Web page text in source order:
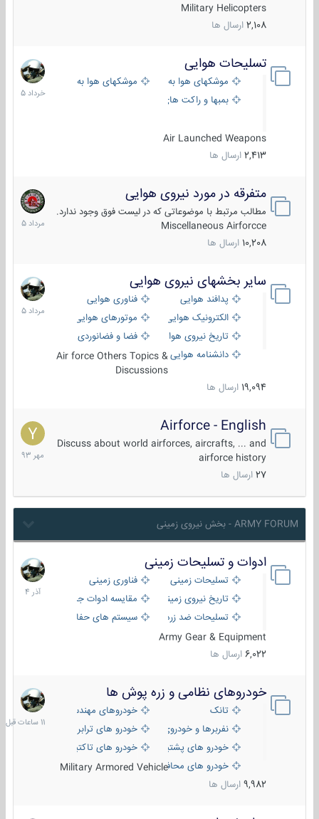
Military Helicopters
2,108 ارسال ها
تسلیحات هوایی
موشکهای هوا به هوا
موشکهای هوا به سطح
بمبها و راکت های هوایی
Air Launched Weapons
2,413 ارسال ها
30
خرداد
1405
متفرقه در مورد نیروی هوایی
مطالب مرتبط با موضوعاتی که در لیست فوق وجود ندارد.
Miscellaneous Airforcce
10,208 ارسال ها
7
مرداد
1405
سایر بخشهای نیروی هوایی
پدافند هوایی
فناوری هوایی
الکترونیک هوایی
موتورهای هوایی
تاریخ نیروی هوایی
فضا و فضانوردی
دانشنامه هواییAir force Others Topics &
Discussions
19,094 ارسال ها
2
مرداد
1405
Airforce - English
Discuss about world airforces, aircrafts, ... and
airforce history
27 ارسال ها
15
مهر
1393
ARMY FORUM - بخش نیروی زمینی
ادوات و تسلیحات زمینی
تسلیحات زمینی
فناوری زمینی
تاریخ نیروی زمینی
مقایسه ادوات جنگی
تسلیحات ضد زره
سیستم های حفاظت فعال
Army Gear & Equipment
6,022 ارسال ها
21
آذر
1404
خودروهای نظامی و زره پوش ها
تانک
خودروهای مهندسی
نفربرها و خودروی های رزمی پیاده نظام
خودرو های ترابری نظامی
خودرو های پشتیبانی آتش ، شناسایی و ضد تانک
خودرو های تاکتیکی نظامی
خودرو های محافظت شدهMilitary Armored Vehicle
9,982 ارسال ها
11
ساعات
قبل